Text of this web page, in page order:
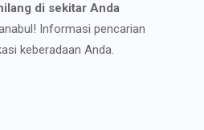
di sekitar Anda
Informasi pencarian
keberadaan Anda.